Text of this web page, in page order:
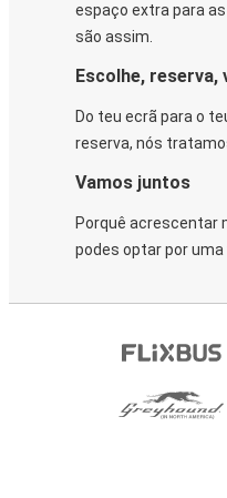
espaço extra para
são assim.
Escolhe, reserva,
Do teu ecrã para o
reserva, nós
Vamos juntos
Porquê acrescentar
podes optar por